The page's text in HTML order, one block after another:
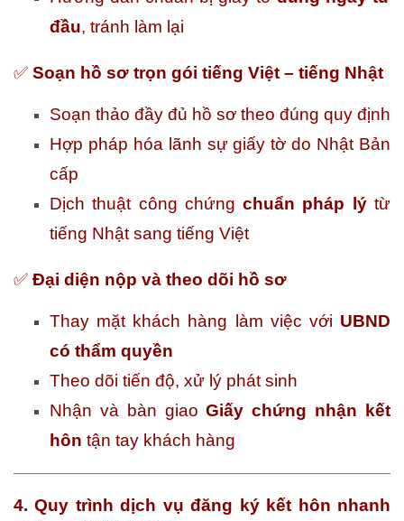
đầu, tránh làm lại
✅ Soạn hồ sơ trọn gói tiếng Việt – tiếng Nhật
Soạn thảo đầy đủ hồ sơ theo đúng quy định
Hợp pháp hóa lãnh sự giấy tờ do Nhật Bản
cấp
Dịch thuật công chứngchuẩn pháp lýtừ
tiếng Nhật sang tiếng Việt
✅ Đại diện nộp và theo dõi hồ sơ
Thay mặt khách hàng làm việc với UBND
có thẩm quyền
Theo dõi tiến độ, xử lý phát sinh
Nhận và bàn giaoGiấy chứng nhận kết
hôn tận tay khách hàng
4. Quy trình dịch vụ đăng ký kết hôn nhanh